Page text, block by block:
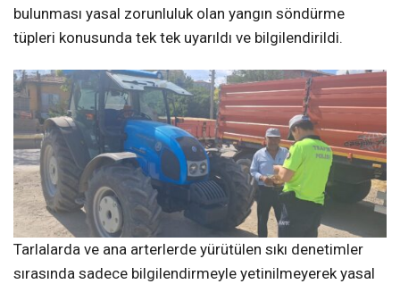
bulunması yasal zorunluluk olan yangın söndürme
tüpleri konusunda tek tek uyarıldı ve bilgilendirildi.
Tarlalarda ve ana arterlerde yürütülen sıkı denetimler
sırasında sadece bilgilendirmeyle yetinilmeyerek yasal